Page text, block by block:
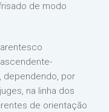
de modo
dependendo, por
na linha dos
de orientação